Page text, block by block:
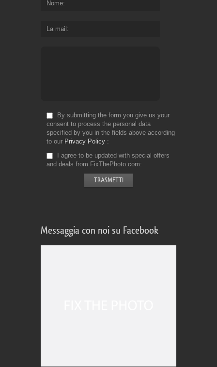
Nome
La mail
By submitting the form you give us your
consent to process the personal data
specified by you in the fields above according
to our Privacy Policy
I agree to be updated with special offers
and deals from FixThePhoto.com
Messaggia con noi su Facebook